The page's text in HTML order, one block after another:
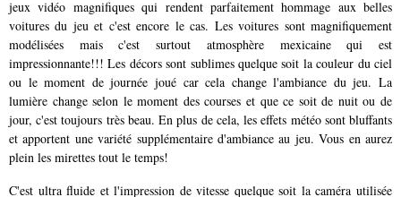
jeux vidéo magnifiques qui rendent parfaitement hommage aux belles
voitures du jeu et c'est encore le cas. Les voitures sont magnifiquement
modélisées mais c'est surtout atmosphère mexicaine qui est
impressionnante!!! Les décors sont sublimes quelque soit la couleur du ciel
ou le moment de journée joué car cela change l'ambiance du jeu. La
lumière change selon le moment des courses et que ce soit de nuit ou de
jour, c'est toujours très beau. En plus de cela, les effets météo sont bluffants
et apportent une variété supplémentaire d'ambiance au jeu. Vous en aurez
plein les mirettes tout le temps!
C'est ultra fluide et l'impression de vitesse quelque soit la caméra utilisée